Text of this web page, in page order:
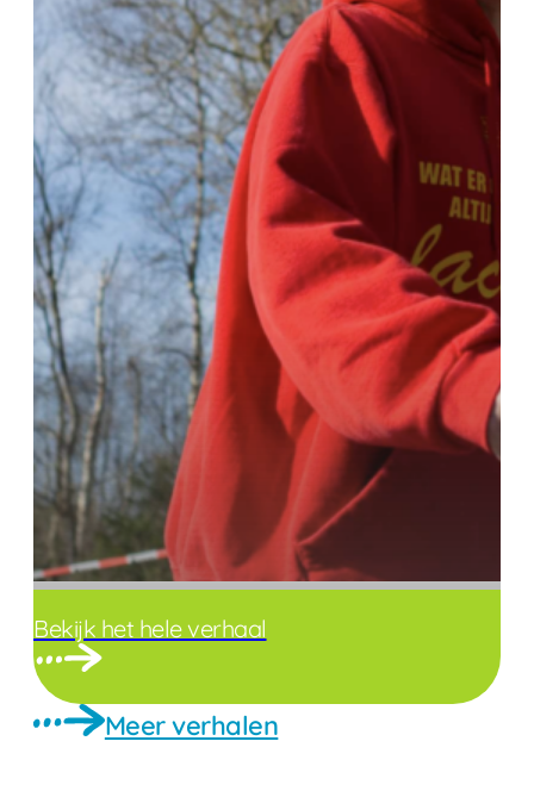
Bekijk het hele verhaal
Meer verhalen